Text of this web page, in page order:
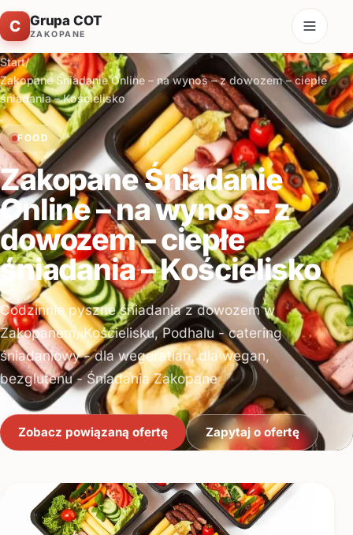
C Grupa COT
ZAKOPANE
Start/
Zakopane Śniadanie Online – na wynos – z dowozem – ciepłe
śniadania – Kościelisko
FOOD
Zakopane Śniadanie
Online – na wynos – z
dowozem – ciepłe
śniadania – Kościelisko
Codzinnie pyszne śniadania z dowozem w
Zakopanem, Kościelisku, Podhalu - catering
śniadaniowy - dla wegeratian, dla wegan,
bezglutenu - Śniadania Zakopane
Zobacz powiązaną ofertę Zapytaj o ofertę